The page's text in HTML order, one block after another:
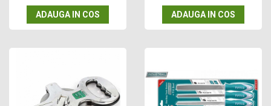
Plafoniere
Scule Pentru Construcții
Betoniere
Plase Gard
Plasa sarma galvanizata zincata
ADAUGA IN COS ADAUGA IN COS